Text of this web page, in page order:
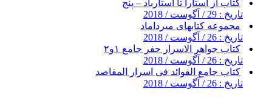
کتاب از آستارا تا استارباد – پنج
تاریخ : 29 / آگوست / 2018
مجموعه کتابهای میرداماد
تاریخ : 26 / آگوست / 2018
کتاب جواهر الاسرار جفر جامع ۱و۲
تاریخ : 26 / آگوست / 2018
کتاب جامع الفوائد فی اسرار المقاصد
تاریخ : 26 / آگوست / 2018